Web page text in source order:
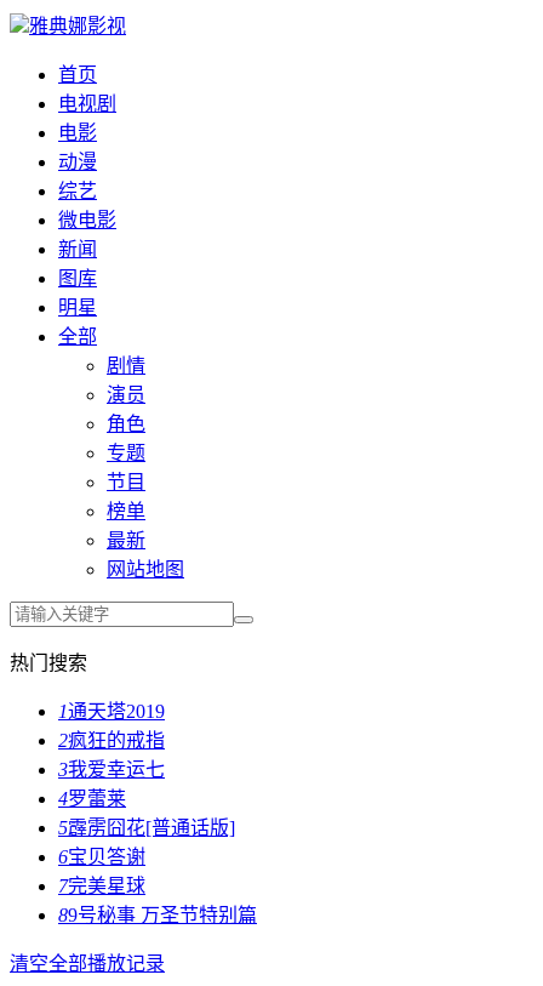
雅典娜影视
首页
电视剧
电影
动漫
综艺
微电影
新闻
图库
明星
全部
剧情
演员
角色
专题
节目
榜单
最新
网站地图
热门搜索
1通天塔2019
2疯狂的戒指
3我爱幸运七
4罗蕾莱
5霹雳囧花[普通话版]
6宝贝答谢
7完美星球
89号秘事 万圣节特别篇
清空全部播放记录